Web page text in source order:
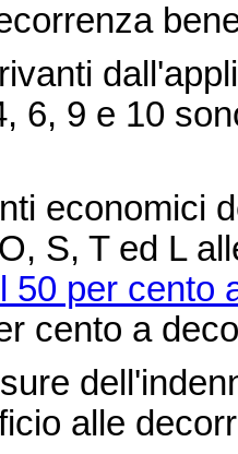
6, 9 e 10
economici
S, T ed L
50 per cento
cento a
alle